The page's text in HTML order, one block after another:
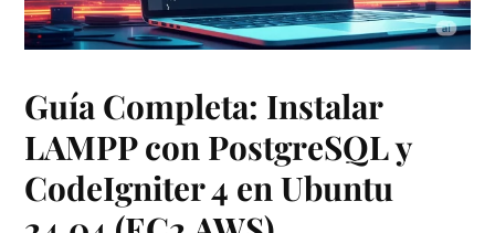
Guía Completa: Instalar
LAMPP con PostgreSQL y
CodeIgniter 4 en Ubuntu